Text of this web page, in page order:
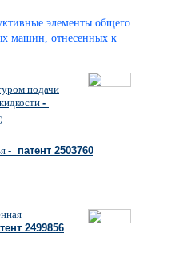
элементы общего
машин, отнесенных к
подачи
-
- патент 2503760
2499856